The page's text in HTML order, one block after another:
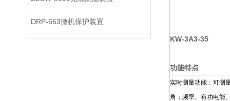
DRP-663微机保护装置
KW-3A3-35
功能特点
实时测量功能：可测
角；频率、有功电能